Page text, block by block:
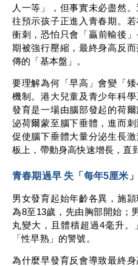
人一等」，但事實未必盡然
往預示孩子正進入青春期。
衝刺，恐怕只會「贏前輸後
期被強行壓縮，最終身高反
傳的「基本盤」。
要理解為何「早高」會變「
機制。港大兒童及青少年科
發育是一場由腦部發起的荷
泌荷爾蒙至腦下垂體，進而
促使腦下垂體大量分泌生長
板上，帶動身高快速增長，直
青春期過早 失「每年5厘米
男女發育起始年齡各異，施
為8至13歲，先由胸部開始；
丸變大，且體積超過4毫升
「性早熟」的警號。
為什麼早發育反會導致最終